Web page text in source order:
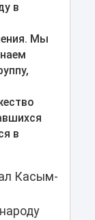
в
Мы
в
Касым-